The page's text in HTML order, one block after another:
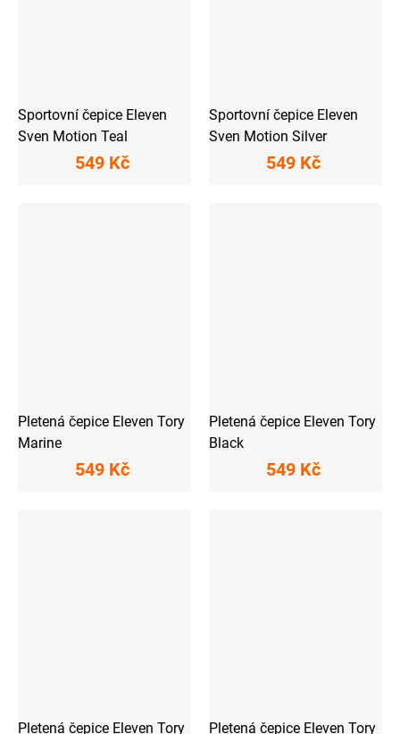
Sportovní čepice Eleven
Sven Motion Teal
549 Kč
Sportovní čepice Eleven
Sven Motion Silver
549 Kč
Pletená čepice Eleven Tory
Marine
549 Kč
Pletená čepice Eleven Tory
Black
549 Kč
Pletená čepice Eleven Tory
Pletená čepice Eleven Tory